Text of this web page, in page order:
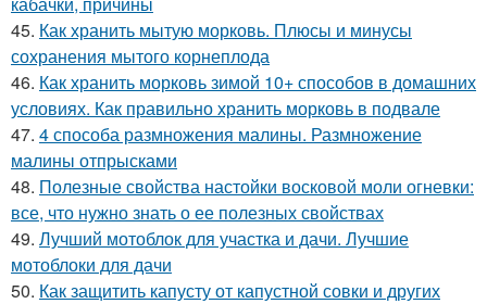
45. Как хранить мытую морковь. Плюсы и минусы
сохранения мытого корнеплода
46. Как хранить морковь зимой 10+ способов в домашних
условиях. Как правильно хранить морковь в подвале
47. 4 способа размножения малины. Размножение
малины отпрысками
48. Полезные свойства настойки восковой моли огневки:
все, что нужно знать о ее полезных свойствах
49. Лучший мотоблок для участка и дачи. Лучшие
мотоблоки для дачи
50. Как защитить капусту от капустной совки и других